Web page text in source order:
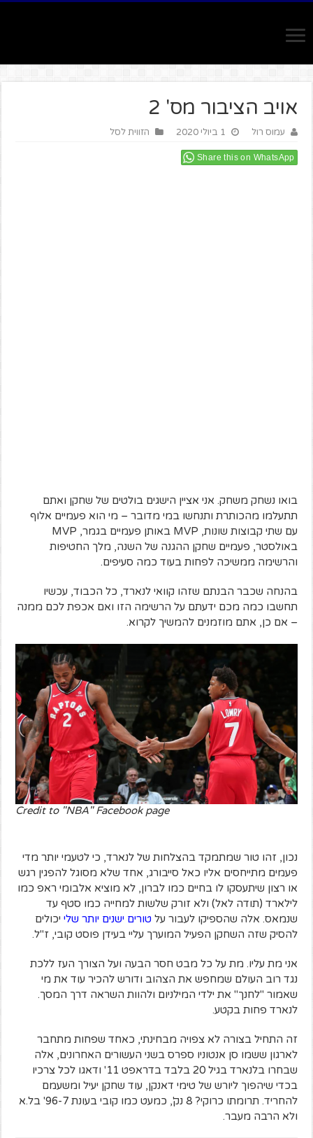
אויב הציבור מס' 2
עמוס רול 1 ביולי 2020 הזווית לסל
Share this on WhatsApp
בואו נשחק משחק. אני אציין הישגים בולטים של שחקן ואתם
תתעלמו מהכותרת ותנחשו במי מדובר – מי הוא פעמיים אלוף
עם שתי קבוצות שונות, MVP באותן פעמיים בגמר, MVP
באולסטר, פעמיים שחקן ההגנה של השנה, מלך החטיפות
והרשימה ממשיכה לפחות בעוד כמה סעיפים.
בהנחה שכבר הבנתם שזהו קוואי לנארד, כל הכבוד, עכשיו
תחשבו כמה מכם ידעתם על הרשימה הזו ואם אכפת לכם ממנה
– אם כן, אתם מוזמנים להמשיך לקרוא.
Credit to "NBA" Facebook page
נכון, זהו טור שמתמקד בהצלחות של לנארד, כי לטעמי יותר מדי
פעמים מתייחסים אליו כאל סייבורג, אחד שלא מסוגל להפגין רגש
או רצון שיתעסקו לו בחיים כמו לברון, לא מוציא אלבומי ראפ כמו
לילארד (תודה לאל) ולא זורק שלשות למחייה כמו סטף עד
שנמאס. אלה שהספיקו לעבור על טורים ישנים יותר שלי יכולים
להסיק שזה השחקן הפעיל המוערך עליי בעידן פוסט קובי, ז"ל.
אני מת עליו. מת על כל מבט חסר הבעה ועל הצורך העז ללכת
נגד רוב העולם שמחפש את הצהוב ודורש להכיר עוד את מי
שאמור "לחנך" את ילדי המילניום ולהוות השראה דרך המסך.
לנארד פחות בקטע.
זה התחיל בצורה לא צפויה מבחינתי, כאחד שפחות מתחבר
לארגון ששמו סן אנטוניו ספרס בשני העשורים האחרונים, אלה
שבחרו בלנארד בגיל 20 בלבד בדראפט 11' ודאגו לכל צרכיו
בכדי שיהפוך ליורש של טימי דאנקן, עוד שחקן יעיל ומשעמם
להחריד. תרומתו כרוקי? 8 נק', כמעט כמו קובי בעונת 96-7' בל.א
ולא הרבה מעבר.